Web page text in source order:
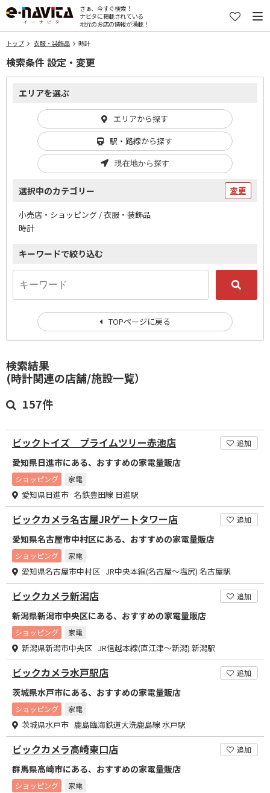
さぁ、今すぐ検索！
ナビタに掲載されている
地元のお店の情報が満載！
トップ 衣服・装飾品 時計
検索結果
(時計関連の店舗/施設一覧）
157件
ビックトイズ プライムツリー赤池店 追加
愛知県日進市にある、おすすめの家電量販店
ショッピング 家電
愛知県日進市 名鉄豊田線 日進駅
ビックカメラ名古屋JRゲートタワー店 追加
愛知県名古屋市中村区にある、おすすめの家電量販店
ショッピング 家電
愛知県名古屋市中村区 JR中央本線(名古屋～塩尻) 名古屋駅
ビックカメラ新潟店 追加
新潟県新潟市中央区にある、おすすめの家電量販店
ショッピング 家電
新潟県新潟市中央区 JR信越本線(直江津～新潟) 新潟駅
ビックカメラ水戸駅店 追加
茨城県水戸市にある、おすすめの家電量販店
ショッピング 家電
茨城県水戸市 鹿島臨海鉄道大洗鹿島線 水戸駅
ビックカメラ高崎東口店 追加
群馬県高崎市にある、おすすめの家電量販店
ショッピング 家電
検索条件 設定・変更
エリアを選ぶ
エリアから探す
駅・路線から探す
現在地から探す
選択中のカテゴリー 変更
小売店・ショッピング / 衣服・装飾品
時計
キーワードで絞り込む
TOPページに戻る